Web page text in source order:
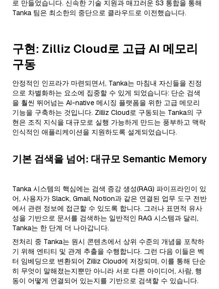
로 만들었습니다. 신속한 기술 지원과 매끄러운 S3 통합을 통해
Tanka 팀은 최소한의 중단으로 클라우드로 이전했습니다.
구현: Zilliz Cloud로 고급 AI 메모리
구동
안정적인 인프라가 마련되면서, Tanka는 마침내 자신들을 진정
으로 차별화하는 요소에 집중할 수 있게 되었습니다: 단순 검색
을 훨씬 뛰어넘는 AI-native 메시징 플랫폼을 위한 고급 메모리
기능을 구축하는 것입니다. Zilliz Cloud로 구동되는 Tanka의 구
현은 조직 지식을 대규모로 실행 가능하게 만드는 풍부하고 맥락
인식적인 애플리케이션을 지원하도록 설계되었습니다.
기본 검색을 넘어: 대규모 Semantic Memory
Tanka 시스템의 핵심에는 검색 증강 생성(RAG) 파이프라인이 있
어, 사용자가 Slack, Gmail, Notion과 같은 연결된 업무 도구 전반
에서 관련 정보에 접근할 수 있도록 합니다. 그러나 표면적 유사
성을 기반으로 문서를 검색하는 일반적인 RAG 시스템과 달리,
Tanka는 한 단계 더 나아갑니다.
전처리 중 Tanka는 원시 콘텐츠에서 상위 수준의 개념을 포착하
기 위해 엔티티 및 관계 추출을 수행합니다. 그런 다음 이들은 벡
터 임베딩으로 변환되어 Zilliz Cloud에 저장되며, 이를 통해 단순
히 무엇이 말해졌는지뿐만 아니라 서로 다른 아이디어, 사람, 행
동이 어떻게 연결되어 있는지를 기반으로 검색할 수 있습니다.